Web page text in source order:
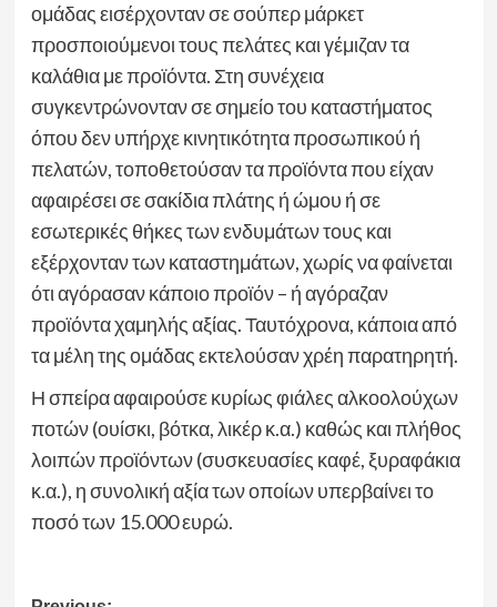
ομάδας εισέρχονταν σε σούπερ μάρκετ
προσποιούμενοι τους πελάτες και γέμιζαν τα
καλάθια με προϊόντα. Στη συνέχεια
συγκεντρώνονταν σε σημείο του καταστήματος
όπου δεν υπήρχε κινητικότητα προσωπικού ή
πελατών, τοποθετούσαν τα προϊόντα που είχαν
αφαιρέσει σε σακίδια πλάτης ή ώμου ή σε
εσωτερικές θήκες των ενδυμάτων τους και
εξέρχονταν των καταστημάτων, χωρίς να φαίνεται
ότι αγόρασαν κάποιο προϊόν – ή αγόραζαν
προϊόντα χαμηλής αξίας. Ταυτόχρονα, κάποια από
τα μέλη της ομάδας εκτελούσαν χρέη παρατηρητή.
Η σπείρα αφαιρούσε κυρίως φιάλες αλκοολούχων
ποτών (ουίσκι, βότκα, λικέρ κ.α.) καθώς και πλήθος
λοιπών προϊόντων (συσκευασίες καφέ, ξυραφάκια
κ.α.), η συνολική αξία των οποίων υπερβαίνει το
ποσό των 15.000 ευρώ.